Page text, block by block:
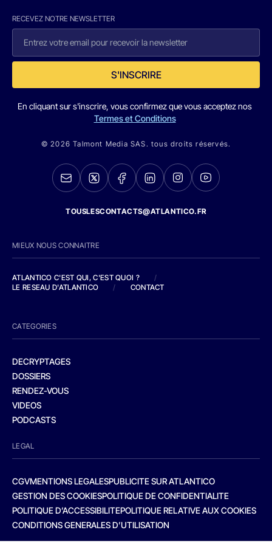
RECEVEZ NOTRE NEWSLETTER
S'INSCRIRE
En cliquant sur s'inscrire, vous confirmez que vous acceptez nos
Termes et Conditions
© 2026 Talmont Media SAS. tous droits réservés.
TOUSLESCONTACTS@ATLANTICO.FR
MIEUX NOUS CONNAITRE
ATLANTICO C'EST QUI, C'EST QUOI ?
/
LE RESEAU D'ATLANTICO
/ CONTACT
CATEGORIES
DECRYPTAGES
DOSSIERS
RENDEZ-VOUS
VIDEOS
PODCASTS
LEGAL
CGVMENTIONS LEGALESPUBLICITE SUR ATLANTICO
GESTION DES COOKIESPOLITIQUE DE CONFIDENTIALITE
POLITIQUE D’ACCESSIBILITEPOLITIQUE RELATIVE AUX COOKIES
CONDITIONS GENERALES D’UTILISATION